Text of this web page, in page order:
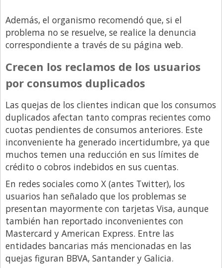
Viajes
Además, el organismo recomendó que, si el
problema no se resuelve, se realice la denuncia
correspondiente a través de su página web.
Crecen los reclamos de los usuarios
por consumos duplicados
Las quejas de los clientes indican que los consumos
duplicados afectan tanto compras recientes como
cuotas pendientes de consumos anteriores. Este
inconveniente ha generado incertidumbre, ya que
muchos temen una reducción en sus límites de
crédito o cobros indebidos en sus cuentas.
En redes sociales como X (antes Twitter), los
usuarios han señalado que los problemas se
presentan mayormente con tarjetas Visa, aunque
también han reportado inconvenientes con
Mastercard y American Express. Entre las
entidades bancarias más mencionadas en las
quejas figuran BBVA, Santander y Galicia.